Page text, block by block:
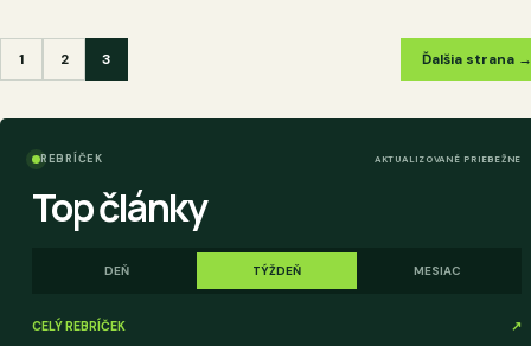
1 2 3 Ďalšia strana →
REBRÍČEK AKTUALIZOVANÉ PRIEBEŽNE
Top články
DEŇ TÝŽDEŇ MESIAC
CELÝ REBRÍČEK ↗